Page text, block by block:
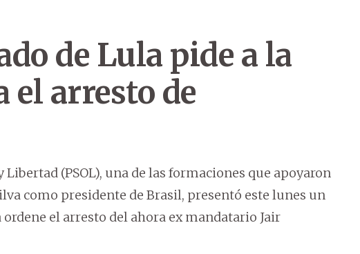
de Lula pide a la
el arresto de
(PSOL), una de las formaciones que apoyaron
como presidente de Brasil, presentó este lunes un
el arresto del ahora ex mandatario Jair